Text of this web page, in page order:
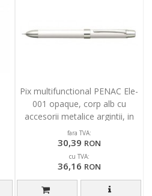
Pix multifunctional PENAC Ele-
001 opaque, corp alb cu
accesorii metalice argintii, in
cutie cadou
fara TVA:
30,39 RON
cu TVA:
36,16 RON